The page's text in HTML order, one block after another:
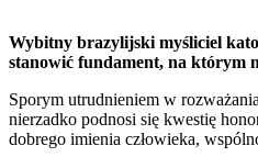
Wybitny brazylijski myśliciel
stanowić fundament, na którym
Sporym utrudnieniem w
nierzadko podnosi się kwestię
dobrego imienia człowieka,